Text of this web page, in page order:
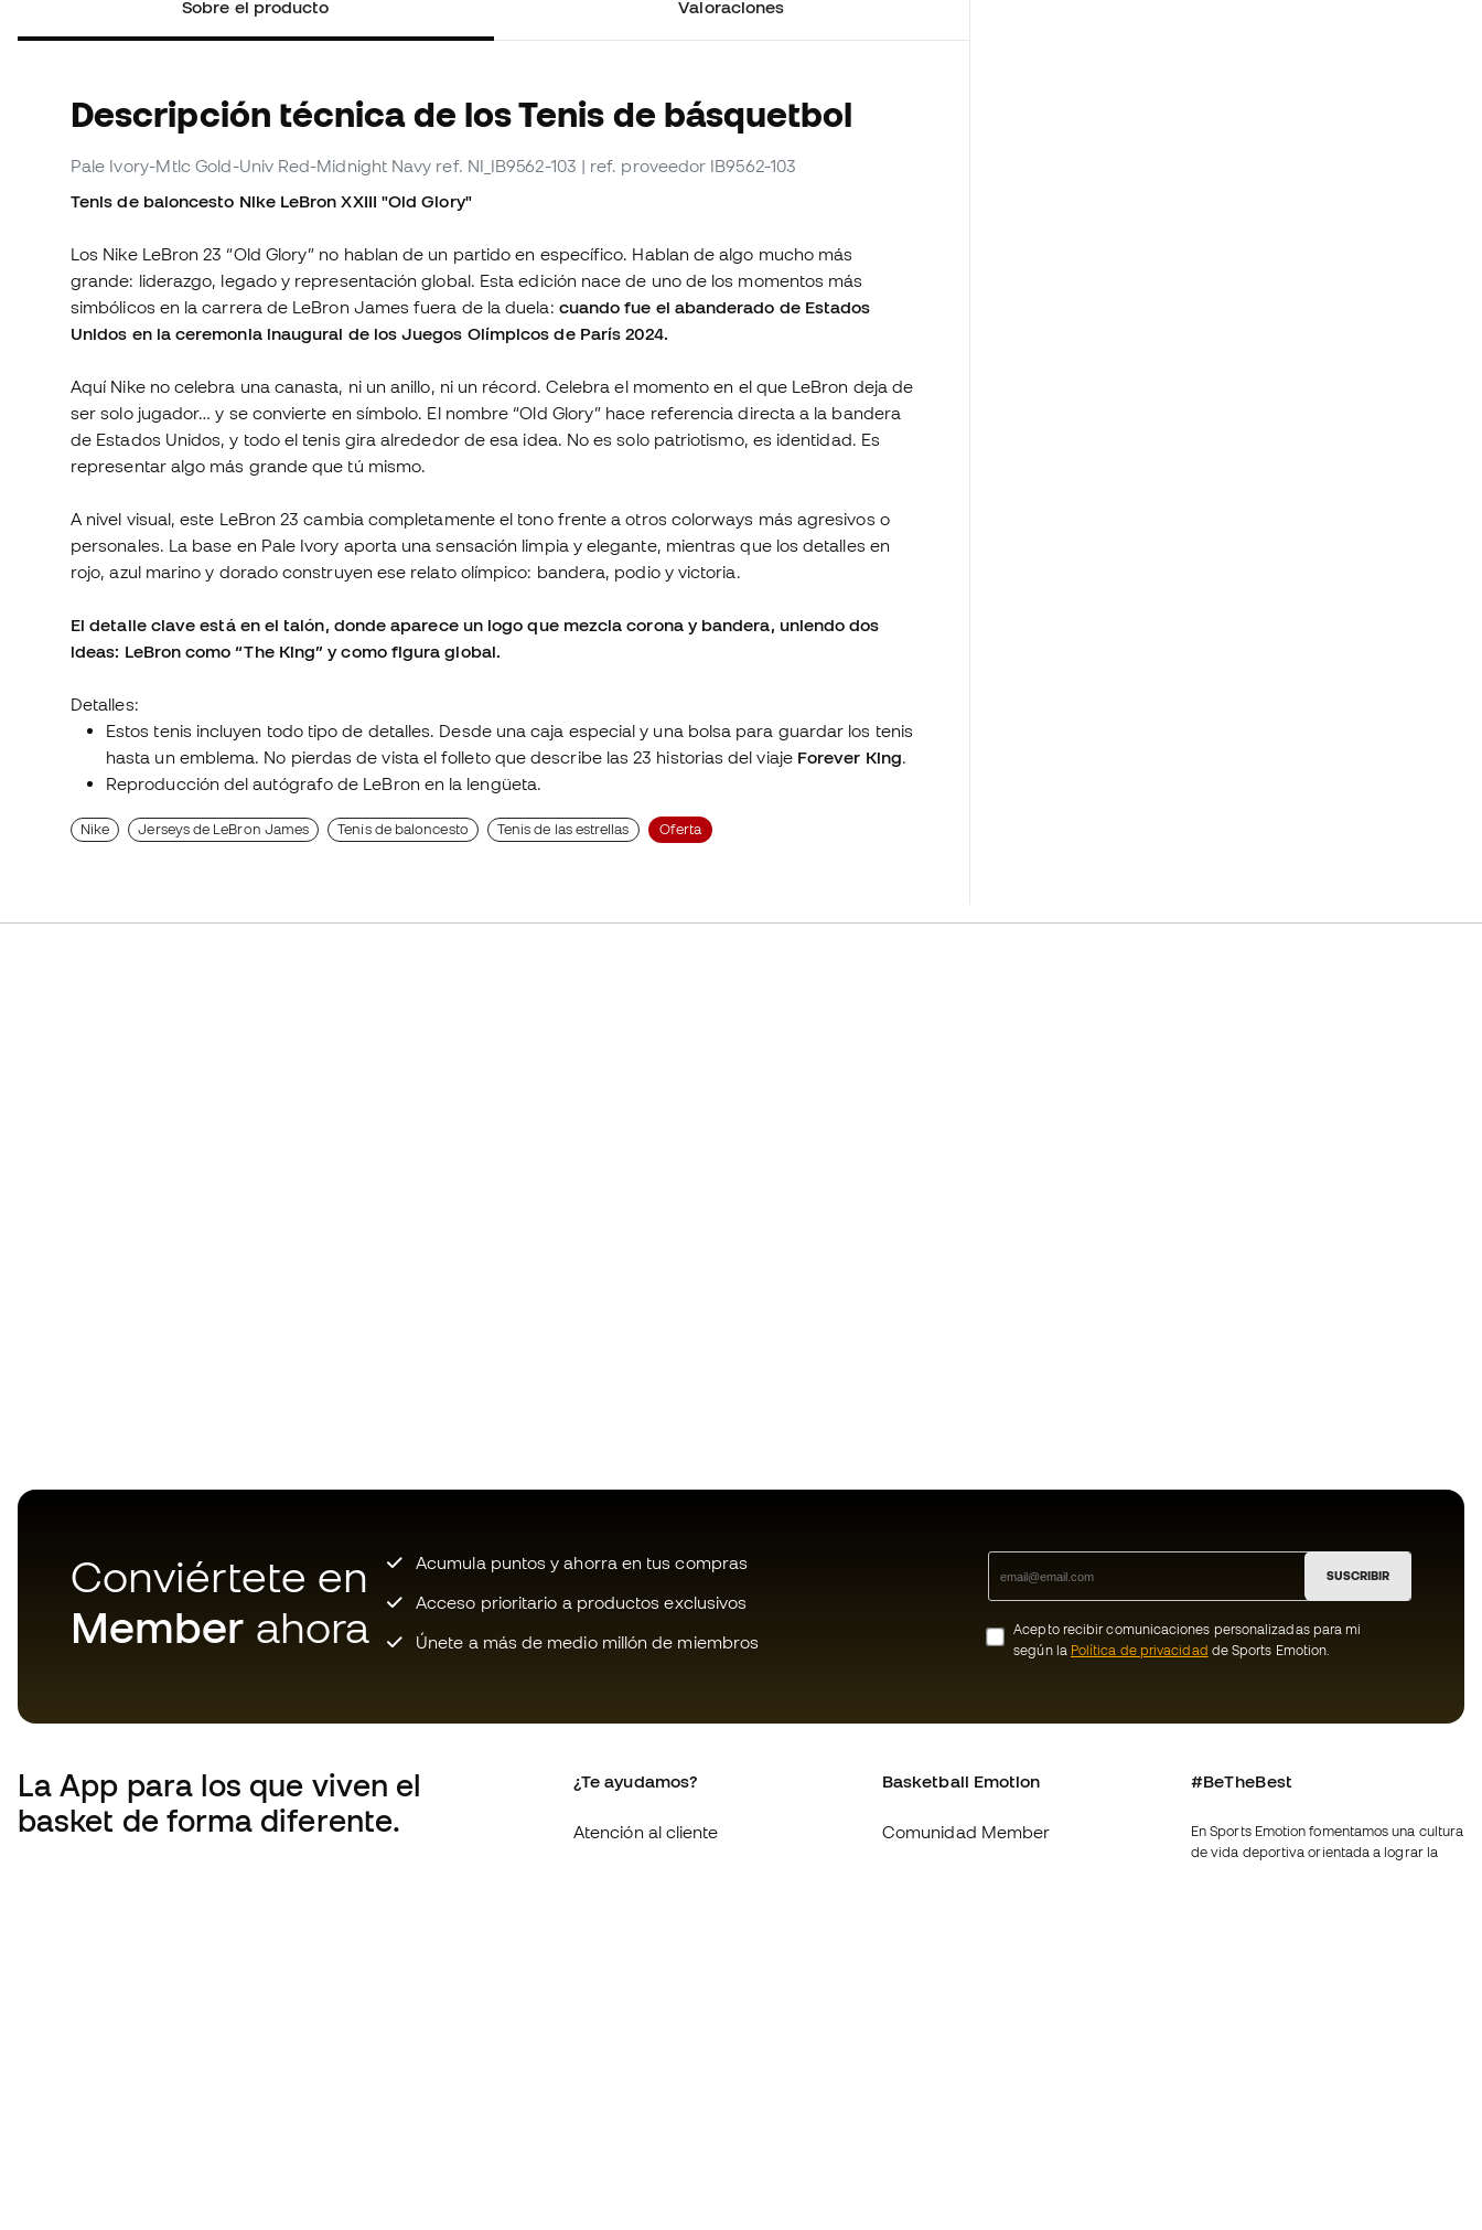
Sobre el producto Valoraciones
Descripción técnica de los Tenis de básquetbol
Pale Ivory-Mtlc Gold-Univ Red-Midnight Navy ref. NI_IB9562-103 | ref. proveedor IB9562-103
Tenis de baloncesto Nike LeBron XXIII "Old Glory"
Los Nike LeBron 23 “Old Glory” no hablan de un partido en específico. Hablan de algo mucho más
grande: liderazgo, legado y representación global. Esta edición nace de uno de los momentos más
simbólicos en la carrera de LeBron James fuera de la duela: cuando fue el abanderado de Estados
Unidos en la ceremonia inaugural de los Juegos Olímpicos de París 2024.
Aquí Nike no celebra una canasta, ni un anillo, ni un récord. Celebra el momento en el que LeBron deja de
ser solo jugador… y se convierte en símbolo. El nombre “Old Glory” hace referencia directa a la bandera
de Estados Unidos, y todo el tenis gira alrededor de esa idea. No es solo patriotismo, es identidad. Es
representar algo más grande que tú mismo.
A nivel visual, este LeBron 23 cambia completamente el tono frente a otros colorways más agresivos o
personales. La base en Pale Ivory aporta una sensación limpia y elegante, mientras que los detalles en
rojo, azul marino y dorado construyen ese relato olímpico: bandera, podio y victoria.
El detalle clave está en el talón, donde aparece un logo que mezcla corona y bandera, uniendo dos
ideas: LeBron como “The King” y como figura global.
Detalles:
Estos tenis incluyen todo tipo de detalles. Desde una caja especial y una bolsa para guardar los tenis
hasta un emblema. No pierdas de vista el folleto que describe las 23 historias del viaje Forever King.
Reproducción del autógrafo de LeBron en la lengüeta.
Nike Jerseys de LeBron James Tenis de baloncesto Tenis de las estrellas Oferta
Conviértete en
Member ahora
Acumula puntos y ahorra en tus compras
Acceso prioritario a productos exclusivos
Únete a más de medio millón de miembros
SUSCRIBIR
Acepto recibir comunicaciones personalizadas para mi
según la Política de privacidad de Sports Emotion.
La App para los que viven el
basket de forma diferente.
¿Te ayudamos?
Atención al cliente
Basketball Emotion
Comunidad Member
#BeTheBest
En Sports Emotion fomentamos una cultura
de vida deportiva orientada a lograr la